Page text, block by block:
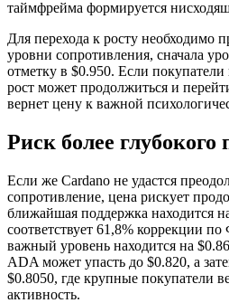
таймфрейма формируется
Для перехода к росту необходимо
уровни сопротивления, сначала
отметку в $0.950. Если покупатели
рост может продолжиться и
вернет цену к важной
Риск более глубокого
Если же Cardano не удастся
сопротивление, цена рискует
ближайшая поддержка находится
соответствует 61,8% коррекции
важный уровень находится на
ADA может упасть до $0.820, а
$0.8050, где крупные покупатели
активность.